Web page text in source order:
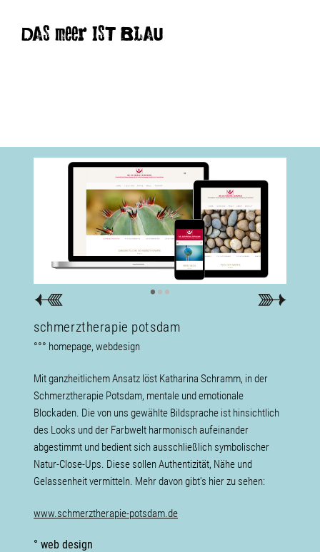
DAS meer IST BLAU
•••
schmerztherapie potsdam
°°° homepage, webdesign
Mit ganzheitlichem Ansatz löst Katharina Schramm, in der
Schmerztherapie Potsdam, mentale und emotionale
Blockaden. Die von uns gewählte Bildsprache ist hinsichtlich
des Looks und der Farbwelt harmonisch aufeinander
abgestimmt und bedient sich ausschließlich symbolischer
Natur-Close-Ups. Diese sollen Authentizität, Nähe und
Gelassenheit vermitteln. Mehr davon gibt's hier zu sehen:
www.schmerztherapie-potsdam.de
° web design